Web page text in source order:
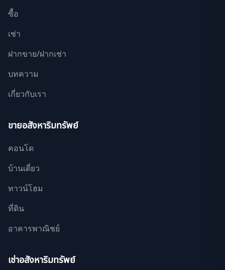
ซื้อ
เช่า
ฝากขาย/ฝากเช่า
บทความ
เกี่ยวกับเรา
ขายอสังหาริมทรัพย์
คอนโด
บ้านเดี่ยว
ทาวน์โฮม
ที่ดิน
อาคารพาณิชย์
เช่าอสังหาริมทรัพย์